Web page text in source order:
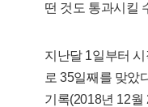
떤 것도 통과시킬
지난달 1일부터
로 35일째를 맞았
기록(2018년 12